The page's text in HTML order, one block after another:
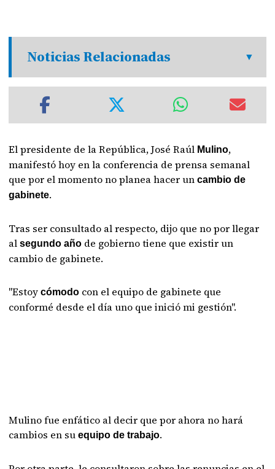
Noticias Relacionadas
El presidente de la República, José Raúl Mulino,
manifestó hoy en la conferencia de prensa semanal
que por el momento no planea hacer uncambio de
gabinete.
Tras ser consultado al respecto, dijo que no por llegar
alsegundo año de gobierno tiene que existir un
cambio de gabinete.
"Estoycómodo con el equipo de gabinete que
conformé desde el día uno que inició mi gestión".
Mulino fue enfático al decir que por ahora no hará
cambios en suequipo de trabajo.